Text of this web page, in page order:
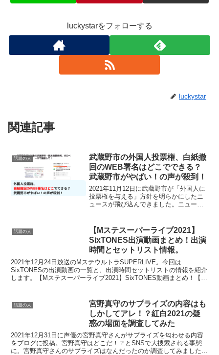
luckystarをフォローする
luckystar
関連記事
話題の人
武蔵野市の外国人投票権、白紙撤
回のWEB署名はどこでできる？
武蔵野市がやばい！の声が殺到！
2021年11月12日に武蔵野市が「外国人に
投票権を与える」方針を明らかにしたニ
ュースが飛び込んできました。ニュース
われるという。武蔵野市がやばいの声と
外国人投票権の白...
話題の人
【Mステスーパーライブ2021】
SixTONES出演動画まとめ！出演
時間とセットリスト情報。
2021年12月24日放送のMステウルトラSUPERLIVE。今回は
SixTONESの出演動画の一覧と、出演時間セットリストの情報を紹介
します。【Mステスーパーライブ2021】SixTONES動画まとめ！【M
話題の人
宮野真守のサプライズの内容はも
しかしてアレ！？紅白2021の疑
惑の場面を調査してみた
2021年12月31日に声優の宮野真守さんがサプライズを匂わせる内容
をブログに投稿。宮野真守はどこだ！？とSNSで大捜索される事態
に。宮野真守さんのサプライズはなんだったのか調査してみました。